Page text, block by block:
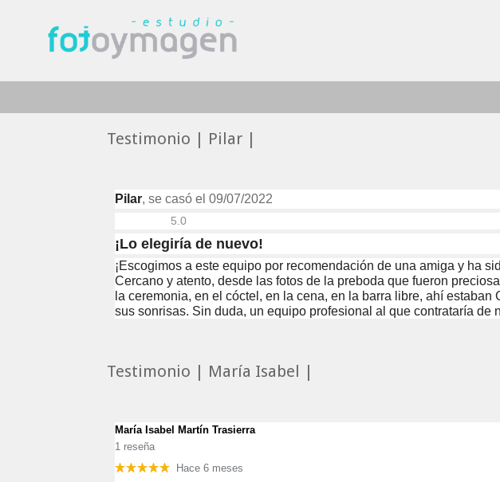
Testimonio | Pilar |
Pilar, se casó el 09/07/2022
5.0
¡Lo elegiría de nuevo!
¡Escogimos a este equipo por recomendación de una amiga y ha
Cercano y atento, desde las fotos de la preboda que fueron
la ceremonia, en el cóctel, en la cena, en la barra libre, ahí
sus sonrisas. Sin duda, un equipo profesional al que contrataría de
Testimonio | María Isabel |
María Isabel Martín Trasierra
1 reseña
Hace 6 meses